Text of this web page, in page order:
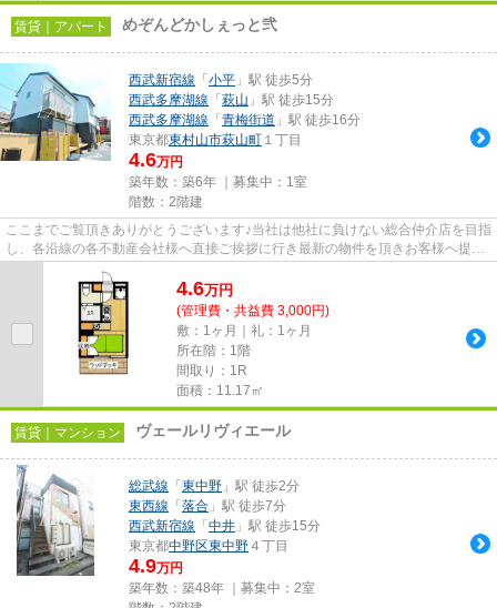
賃貸｜アパート めぞんどかしぇっと弐
西武新宿線 「 小平 」駅 徒歩5分
西武多摩湖線 「 萩山 」駅 徒歩15分
西武多摩湖線 「 青梅街道 」駅 徒歩16分
東京都東村山市萩山町 １丁目
4.6万円
築年数：築6年 ｜募集中： 1室
階数：2階建
ここまでご覧頂きありがとうございます♪当社は他社に負けない総合仲介店を目指
し、各沿線の各不動産会社様へ直接ご挨拶に行き最新の物件を頂きお客様へ提供
しております！最新の情報は...
4.6万円
(管理費・共益費 3,000円)
敷：1ヶ月｜礼：1ヶ月
所在階：1階
間取り：1R
面積：11.17㎡
賃貸｜マンション ヴェールリヴィエール
総武線 「 東中野 」駅 徒歩2分
東西線 「 落合 」駅 徒歩7分
西武新宿線 「 中井 」駅 徒歩15分
東京都中野区東中野 ４丁目
4.9万円
築年数：築48年 ｜募集中： 2室